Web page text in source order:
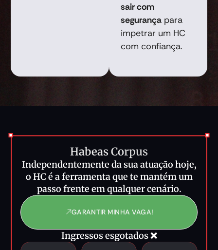
sair com
segurança para
impetrar um HC
com confiança.
Habeas Corpus
Independentemente da sua atuação hoje,
o HC é a ferramenta que te mantém um
passo frente em qualquer cenário.
GARANTIR MINHA VAGA!
Ingressos esgotados ❌